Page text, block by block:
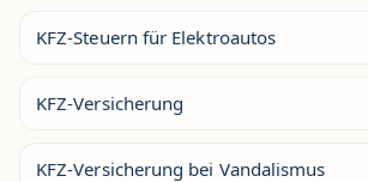
KFZ-Steuern für Elektroautos
KFZ-Versicherung
KFZ-Versicherung bei Vandalismus